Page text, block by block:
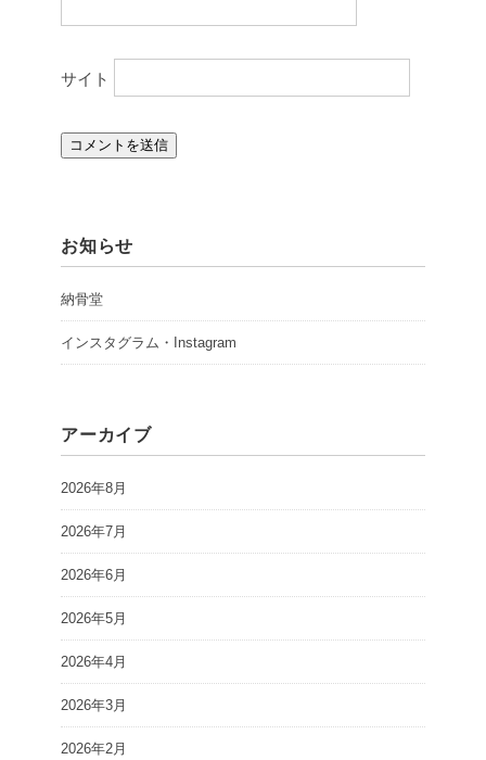
サイト
お知らせ
納骨堂
インスタグラム・Instagram
アーカイブ
2026年8月
2026年7月
2026年6月
2026年5月
2026年4月
2026年3月
2026年2月